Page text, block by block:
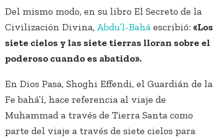
Del mismo modo, en su libro El Secreto de la
Civilización Divina, Abdu’l-Bahá escribió: «Los
siete cielos y las siete tierras lloran sobre el
poderoso cuando es abatido».
En Dios Pasa, Shoghi Effendi, el Guardián de la
Fe bahá’í, hace referencia al viaje de
Muhammad a través de Tierra Santa como
parte del viaje a través de siete cielos para